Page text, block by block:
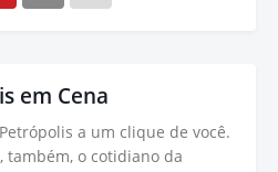
em Cena
a um clique de você.
também, o cotidiano da